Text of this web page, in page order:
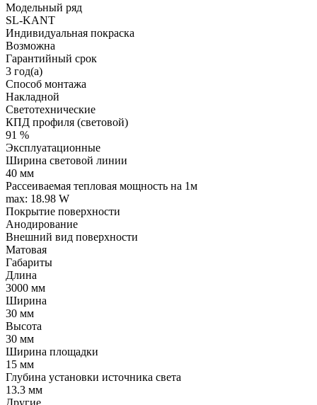
Модельный ряд
SL-KANT
Индивидуальная покраска
Возможна
Гарантийный срок
3 год(а)
Способ монтажа
Накладной
Светотехнические
КПД профиля (cветовой)
91 %
Эксплуатационные
Ширина световой линии
40 мм
Рассеиваемая тепловая мощность на 1м
max: 18.98 W
Покрытие поверхности
Анодирование
Внешний вид поверхности
Матовая
Габариты
Длина
3000 мм
Ширина
30 мм
Высота
30 мм
Ширина площадки
15 мм
Глубина установки источника света
13.3 мм
Другие